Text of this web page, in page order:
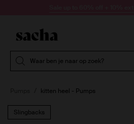
Waar ben je naar op zoek?
kitten heel - Pumps
Slingbacks